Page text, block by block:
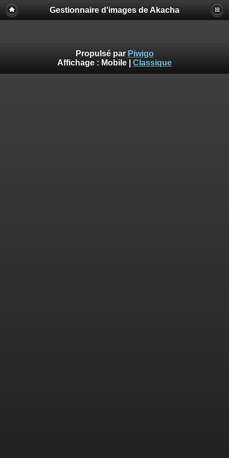
Gestionnaire d'images de Akacha
Propulsé par Piwigo
Affichage : Mobile Classique